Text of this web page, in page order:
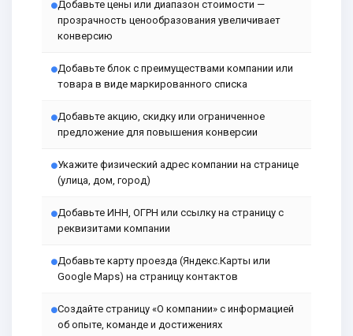
Добавьте цены или диапазон стоимости —
прозрачность ценообразования увеличивает
конверсию
Добавьте блок с преимуществами компании или
товара в виде маркированного списка
Добавьте акцию, скидку или ограниченное
предложение для повышения конверсии
Укажите физический адрес компании на странице
(улица, дом, город)
Добавьте ИНН, ОГРН или ссылку на страницу с
реквизитами компании
Добавьте карту проезда (Яндекс.Карты или
Google Maps) на страницу контактов
Создайте страницу «О компании» с информацией
об опыте, команде и достижениях